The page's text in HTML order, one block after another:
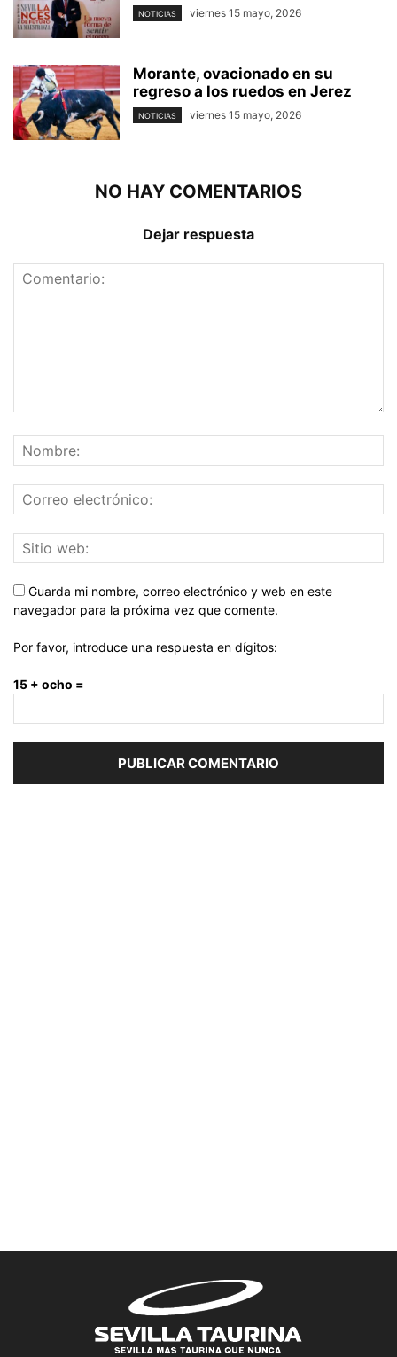
NOTICIAS viernes 15 mayo, 2026
Morante, ovacionado en su
regreso a los ruedos en Jerez
NOTICIAS viernes 15 mayo, 2026
NO HAY COMENTARIOS
Dejar respuesta
Guarda mi nombre, correo electrónico y web en este
navegador para la próxima vez que comente.
Por favor, introduce una respuesta en dígitos:
15 + ocho =